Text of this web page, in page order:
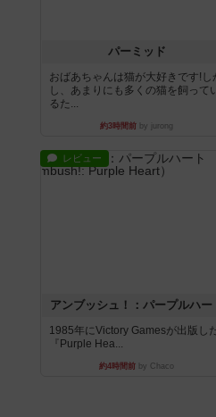
パーミッド
おばあちゃんは猫が大好きです!し
し、あまりにも多くの猫を飼って
るた...
約3時間前 by jurong
レビュー
アンブッシュ！：パープルハー
1985年にVictory Gamesが出版し
『Purple Hea...
約4時間前 by Chaco